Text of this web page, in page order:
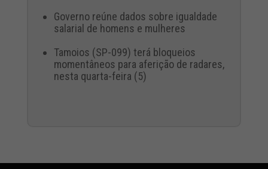
Governo reúne dados sobre igualdade
salarial de homens e mulheres
Tamoios (SP-099) terá bloqueios
momentâneos para aferição de radares,
nesta quarta-feira (5)